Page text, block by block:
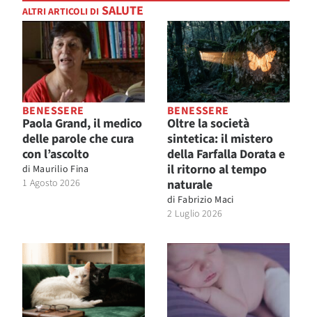
ALTRI ARTICOLI DI SALUTE
BENESSERE
Paola Grand, il medico
delle parole che cura
con l’ascolto
di Maurilio Fina
1 Agosto 2026
BENESSERE
Oltre la società
sintetica: il mistero
della Farfalla Dorata e
il ritorno al tempo
naturale
di Fabrizio Maci
2 Luglio 2026